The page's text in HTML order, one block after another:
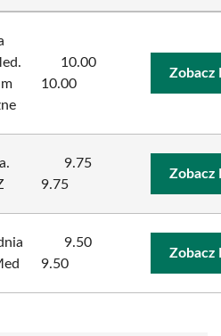
10.00
10.00
Zobacz
9.75
9.75
Zobacz
9.50
9.50
Zobacz